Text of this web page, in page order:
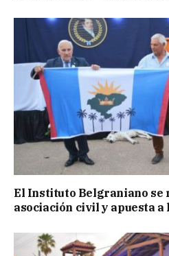
El Instituto Belgraniano se
asociación civil y apuesta